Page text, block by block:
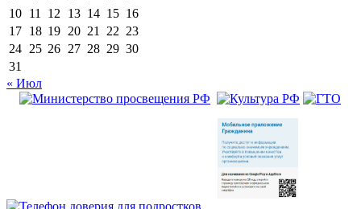
10 11 12 13 14 15 16
17 18 19 20 21 22 23
24 25 26 27 28 29 30
31
« Июл